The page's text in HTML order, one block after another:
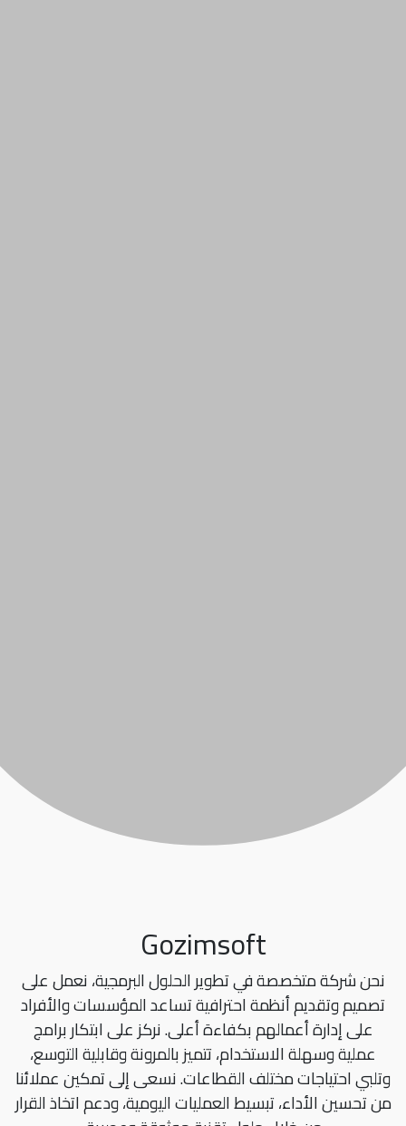
Gozimsoft
نحن شركة متخصصة في تطوير الحلول البرمجية، نعمل على
تصميم وتقديم أنظمة احترافية تساعد المؤسسات والأفراد
على إدارة أعمالهم بكفاءة أعلى. نركز على ابتكار برامج
عملية وسهلة الاستخدام، تتميز بالمرونة وقابلية التوسع،
وتلبي احتياجات مختلف القطاعات. نسعى إلى تمكين عملائنا
من تحسين الأداء، تبسيط العمليات اليومية، ودعم اتخاذ القرار